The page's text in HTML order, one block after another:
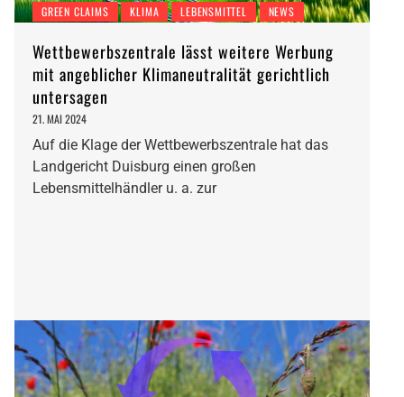
GREEN CLAIMS KLIMA LEBENSMITTEL NEWS
Wettbewerbszentrale lässt weitere Werbung
mit angeblicher Klimaneutralität gerichtlich
untersagen
21. MAI 2024
Auf die Klage der Wettbewerbszentrale hat das
Landgericht Duisburg einen großen
Lebensmittelhändler u. a. zur